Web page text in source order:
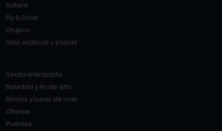
Safaris
Fly & Drive
Grupos
Islas exóticas y playas
Venta anticipada
Navidad y fin de año
Novios y lunas de miel
Ofertas
Puentes